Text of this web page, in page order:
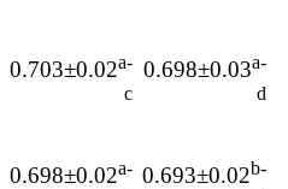
0.698±0.03a-
d
0.703±0.02a-
c
0.693±0.02b-
0.698±0.02a-